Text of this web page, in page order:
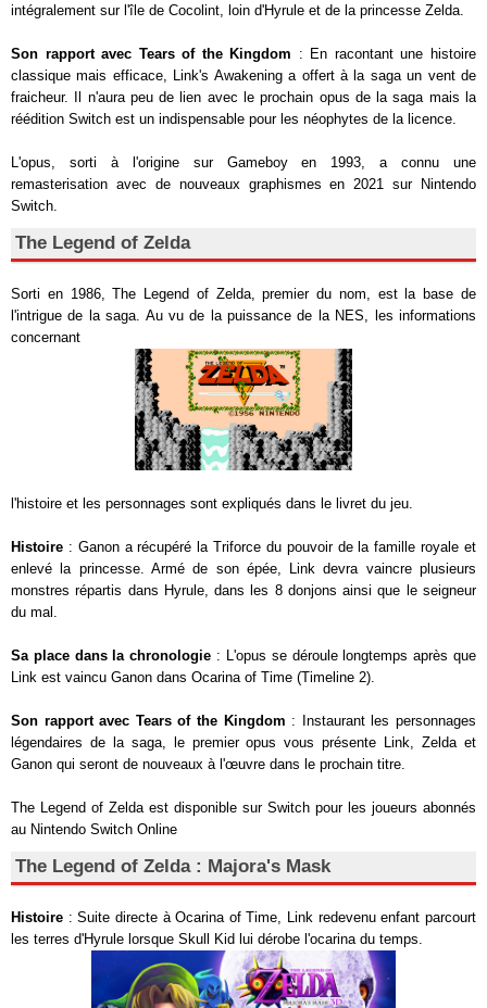
intégralement sur l'île de Cocolint, loin d'Hyrule et de la princesse Zelda.
Son rapport avec Tears of the Kingdom : En racontant une histoire
classique mais efficace, Link's Awakening a offert à la saga un vent de
fraicheur. Il n'aura peu de lien avec le prochain opus de la saga mais la
réédition Switch est un indispensable pour les néophytes de la licence.
L'opus, sorti à l'origine sur Gameboy en 1993, a connu une
remasterisation avec de nouveaux graphismes en 2021 sur Nintendo
Switch.
The Legend of Zelda
Sorti en 1986, The Legend of Zelda, premier du nom, est la base de
l'intrigue de la saga. Au vu de la puissance de la NES, les informations
concernant
l'histoire et les personnages sont expliqués dans le livret du jeu.
Histoire : Ganon a récupéré la Triforce du pouvoir de la famille royale et
enlevé la princesse. Armé de son épée, Link devra vaincre plusieurs
monstres répartis dans Hyrule, dans les 8 donjons ainsi que le seigneur
du mal.
Sa place dans la chronologie : L'opus se déroule longtemps après que
Link est vaincu Ganon dans Ocarina of Time (Timeline 2).
Son rapport avec Tears of the Kingdom : Instaurant les personnages
légendaires de la saga, le premier opus vous présente Link, Zelda et
Ganon qui seront de nouveaux à l'œuvre dans le prochain titre.
The Legend of Zelda est disponible sur Switch pour les joueurs abonnés
au Nintendo Switch Online
The Legend of Zelda : Majora's Mask
Histoire : Suite directe à Ocarina of Time, Link redevenu enfant parcourt
les terres d'Hyrule lorsque Skull Kid lui dérobe l'ocarina du temps.